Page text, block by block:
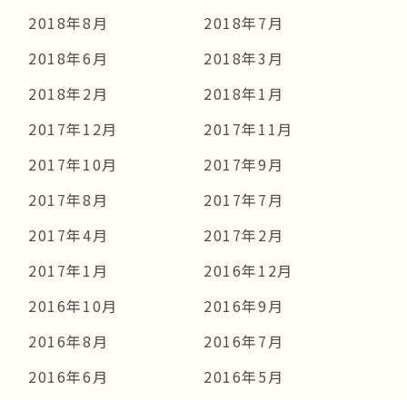
2018年8月
2018年7月
2018年6月
2018年3月
2018年2月
2018年1月
2017年12月
2017年11月
2017年10月
2017年9月
2017年8月
2017年7月
2017年4月
2017年2月
2017年1月
2016年12月
2016年10月
2016年9月
2016年8月
2016年7月
2016年6月
2016年5月